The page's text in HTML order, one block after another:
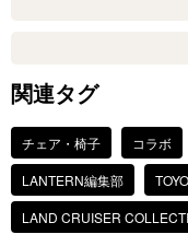
関連タグ
チェア・椅子 コラボ
LANTERN編集部
LAND CRUISER